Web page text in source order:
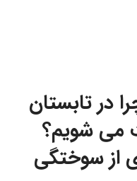
در تابستان
می شویم؟
از سوختگی